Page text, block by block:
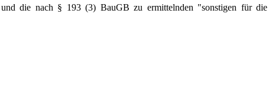
und die nach § 193 (3) BauGB zu ermittelnden "sonstigen für die